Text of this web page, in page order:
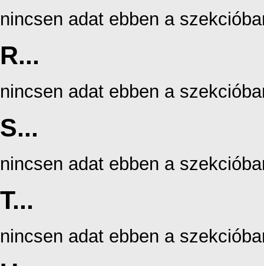
nincsen adat ebben a
R...
nincsen adat ebben a
S...
nincsen adat ebben a
T...
nincsen adat ebben a